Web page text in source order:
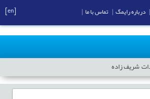
شریف زاده
درباره رایمگ تماس با ما